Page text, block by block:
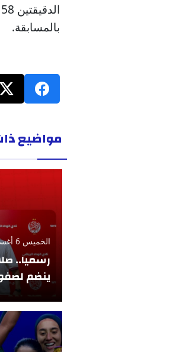
بالمسابقة.
مواضيع
الخميس 6 أغسطس 2026 - 23:11
رسميا..
ينضم